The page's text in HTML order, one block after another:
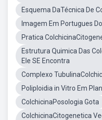
Esquema DaTécnica De
Imagem Em Portugues
Pratica
Estrutura Quimica Das
Ele SE Encontra
Complexo
Poliploidia in Vitro Em
ColchicinaPosologia Gota
ColchicinaCitogenetica